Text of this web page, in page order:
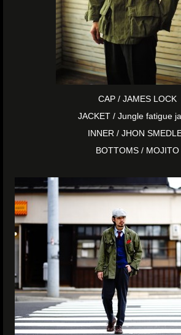
CAP / JAMES LOCK
JACKET / Jungle fatigue
INNER / JHON
BOTTOMS / MOJITO